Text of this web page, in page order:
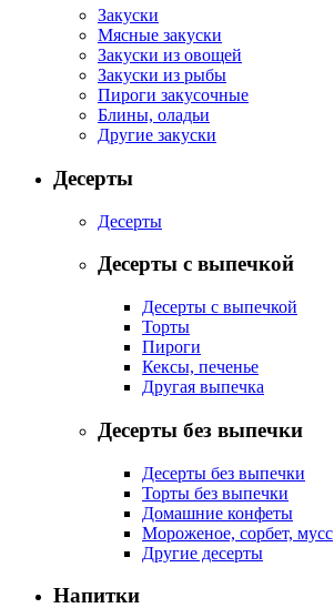
Закуски
Мясные закуски
Закуски из овощей
Закуски из рыбы
Пироги закусочные
Блины, оладьи
Другие закуски
Десерты
Десерты
Десерты с выпечкой
Десерты с выпечкой
Торты
Пироги
Кексы, печенье
Другая выпечка
Десерты без выпечки
Десерты без выпечки
Торты без выпечки
Домашние конфеты
Мороженое, сорбет, мусс
Другие десерты
Напитки